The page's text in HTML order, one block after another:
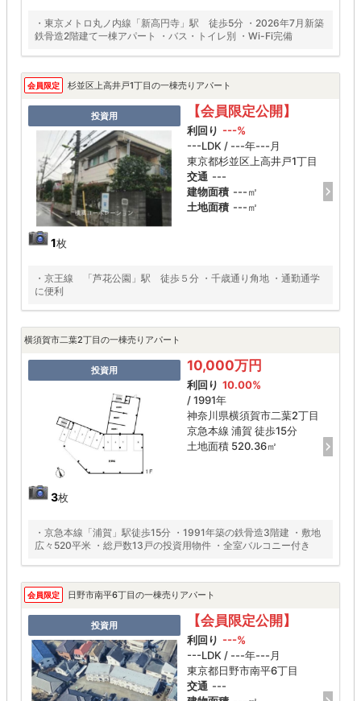
・東京メトロ丸ノ内線「新高円寺」駅 徒歩5分 ・2026年7月新築
鉄骨造2階建て一棟アパート ・バス・トイレ別 ・Wi-Fi完備
会員限定 杉並区上高井戸1丁目の一棟売りアパート
投資用
1枚
【会員限定公開】
利回り ---%
---LDK / ---年---月
東京都杉並区上高井戸1丁目
交通 ---
建物面積 ---㎡
土地面積 ---㎡
・京王線 「芦花公園」駅 徒歩５分 ・千歳通り角地 ・通勤通学
に便利
横須賀市二葉2丁目の一棟売りアパート
投資用
3枚
10,000万円
利回り 10.00%
/ 1991年
神奈川県横須賀市二葉2丁目
京急本線 浦賀 徒歩15分
土地面積 520.36㎡
・京急本線「浦賀」駅徒歩15分 ・1991年築の鉄骨造3階建 ・敷地
広々520平米 ・総戸数13戸の投資用物件 ・全室バルコニー付き
会員限定 日野市南平6丁目の一棟売りアパート
投資用 【会員限定公開】
利回り ---%
---LDK / ---年---月
東京都日野市南平6丁目
交通 ---